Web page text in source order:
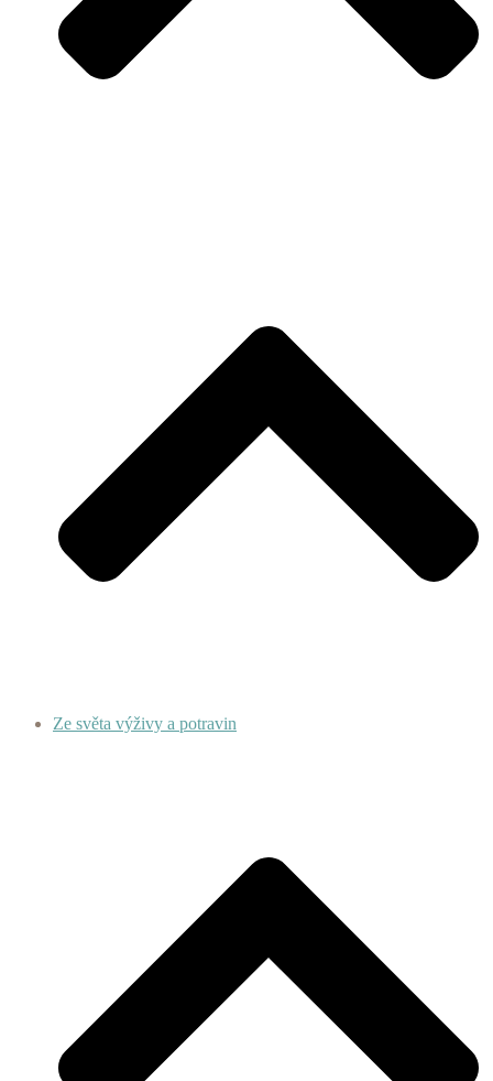
Ze světa výživy a potravin